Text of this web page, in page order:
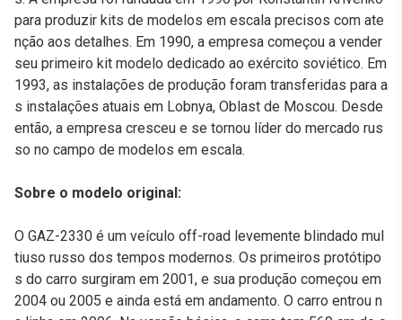
para produzir kits de modelos em escala precisos com ate
nção aos detalhes. Em 1990, a empresa começou a vender
seu primeiro kit modelo dedicado ao exército soviético. Em
1993, as instalações de produção foram transferidas para a
s instalações atuais em Lobnya, Oblast de Moscou. Desde
então, a empresa cresceu e se tornou líder do mercado rus
so no campo de modelos em escala.
Sobre o modelo original:
O GAZ-2330 é um veículo off-road levemente blindado mul
tiuso russo dos tempos modernos. Os primeiros protótipo
s do carro surgiram em 2001, e sua produção começou em
2004 ou 2005 e ainda está em andamento. O carro entrou n